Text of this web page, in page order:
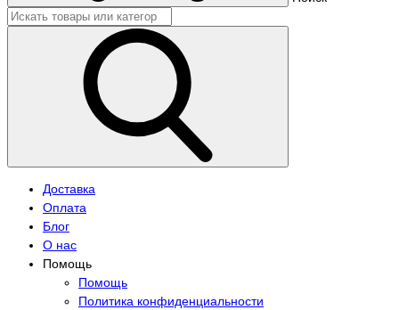
Доставка
Оплата
Блог
О нас
Помощь
Помощь
Политика конфиденциальности